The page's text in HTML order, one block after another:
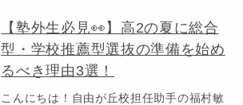
【塾外生必見👀】高2の夏に総合
型・学校推薦型選抜の準備を始め
るべき理由3選！
こんにちは！自由が丘校担任助手の福村敏